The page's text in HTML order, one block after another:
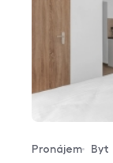
Typ nabídky
Pronájem
Typ nemovitosti
Byt